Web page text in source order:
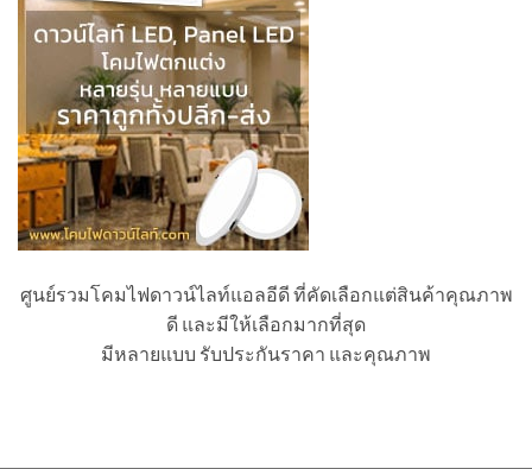
ศูนย์รวมโคมไฟดาวน์ไลท์แอลอีดี ที่คัดเลือกแต่สินค้าคุณภาพ
ดี และมีให้เลือกมากที่สุด
มีหลายแบบ รับประกันราคา และคุณภาพ